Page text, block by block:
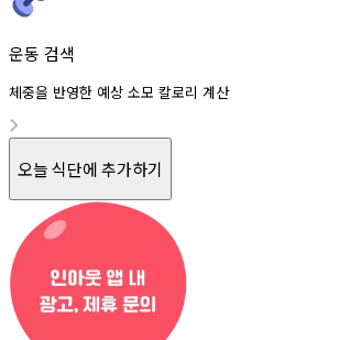
운동 검색
체중을 반영한 예상 소모 칼로리 계산
오늘 식단에 추가하기